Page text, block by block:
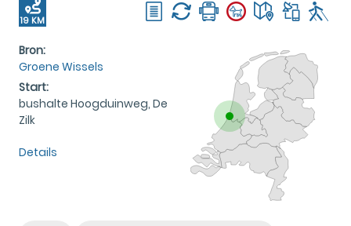
19 KM
Bron:
Groene Wissels
Start:
bushalte Hoogduinweg, De
Zilk
Details